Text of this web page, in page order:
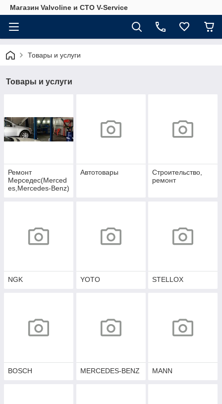
Магазин Valvoline и СТО V-Service
Товары и услуги
Товары и услуги
Ремонт
Мерседес(Merced
es,Mercedes-Benz)
Автотовары
Строительство,
ремонт
NGK YOTO STELLOX
BOSCH MERCEDES-BENZ MANN